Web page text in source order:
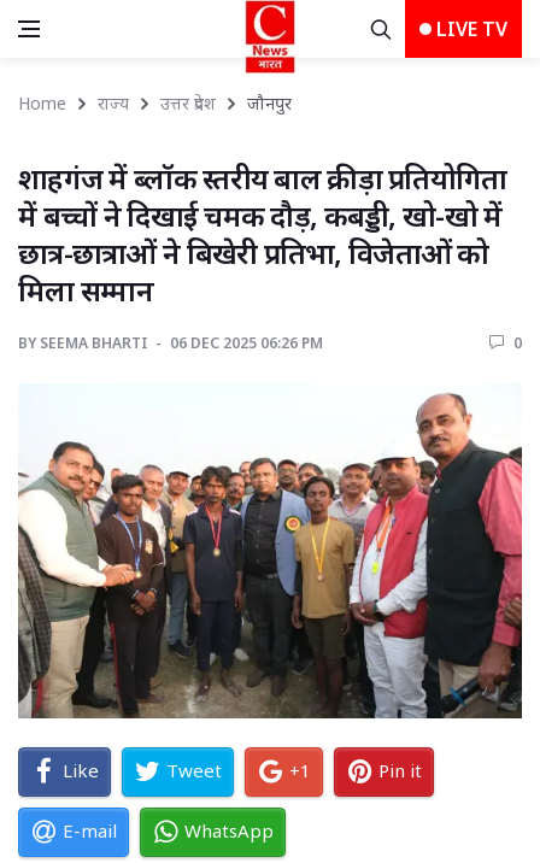
LIVE TV
Home राज्य उत्तर प्रदेश जौनपुर
शाहगंज में ब्लॉक स्तरीय बाल क्रीड़ा प्रतियोगिता
में बच्चों ने दिखाई चमक दौड़, कबड्डी, खो-खो में
छात्र-छात्राओं ने बिखेरी प्रतिभा, विजेताओं को
मिला सम्मान
BY SEEMA BHARTI 06 DEC 2025 06:26 PM 0
Like Tweet +1 Pin it
E-mail WhatsApp